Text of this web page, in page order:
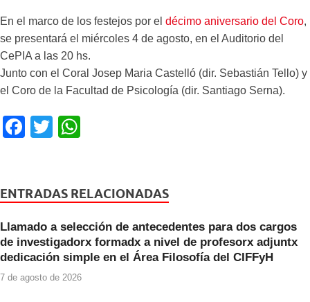
En el marco de los festejos por el décimo aniversario del Coro,
se presentará el miércoles 4 de agosto, en el Auditorio del
CePIA a las 20 hs.
Junto con el Coral Josep Maria Castelló (dir. Sebastián Tello) y
el Coro de la Facultad de Psicología (dir. Santiago Serna).
F
e
o
o
k
T
er s
p
p
ENTRADAS RELACIONADAS
Llamado a selección de antecedentes para dos cargos
de investigadorx formadx a nivel de profesorx adjuntx
dedicación simple en el Área Filosofía del CIFFyH
7 de agosto de 2026